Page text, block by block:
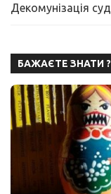
Декомунізація
БАЖАЄТЕ ЗНАТИ ?